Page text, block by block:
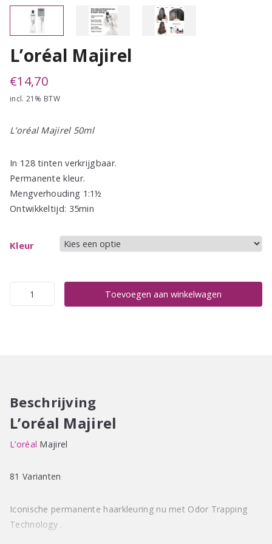
L’oréal Majirel
€14,70
incl. 21% BTW
L’oréal Majirel 50ml
In 128 tinten verkrijgbaar.
Permanente kleur.
Mengverhouding 1:1½
Ontwikkeltijd: 35min
Kleur
L'oréal
Toevoegen aan winkelwagen
Beschrijving
L’oréal Majirel
L’oréal Majirel
81 Varianten
Iconische permanente haarkleuring nu met Odor Trapping
Technology .